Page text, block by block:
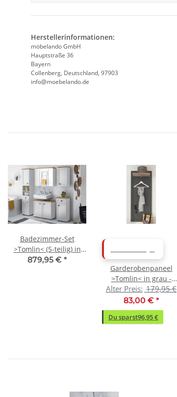
Herstellerinformationen:
möbelando GmbH
Hauptstraße 36
Bayern
Collenberg, Deutschland, 97903
info@moebelando.de
Badezimmer-Set
>Tomlin< (5-teilig) in
Weiß - 205x191x47cm
879,95 € *
Garderobenpaneel
>Tomlin< in grau -
61x143x30cm (BxHxT)
Alter Preis: 179,95 €
83,00 € *
Du sparst96,95 €